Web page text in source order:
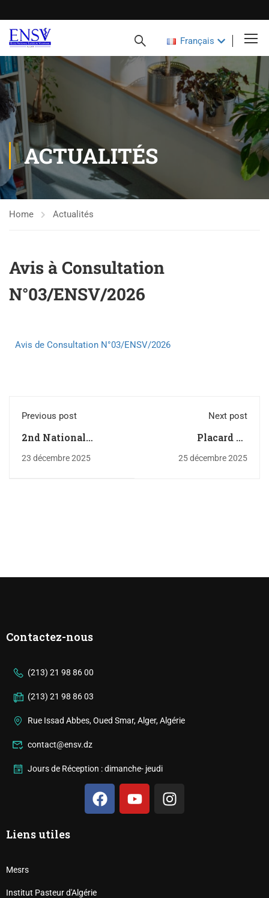
Français
ACTUALITÉS
Home Actualités
Avis à Consultation
N°03/ENSV/2026
Avis de Consultation N°03/ENSV/2026
Previous post
2nd National
Scientific Day -
23 décembre 2025
Next post
Placard de
recrutement des
25 décembre 2025
Contactez-nous
(213) 21 98 86 00
(213) 21 98 86 03
Rue Issad Abbes, Oued Smar, Alger, Algérie
contact@ensv.dz
Jours de Réception : dimanche- jeudi
Liens utiles
Mesrs
Institut Pasteur d'Algérie